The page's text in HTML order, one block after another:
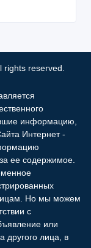
reserved.
информацию,
Интернет -
ее содержимое.
Но мы можем
с
или
лица, в